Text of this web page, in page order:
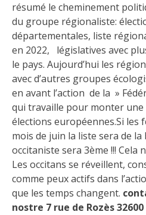
résumé le cheminement
du groupe régionaliste:
départementales, liste
en 2022, législatives avec
le pays. Aujourd’hui les
avec d’autres groupes
en avant l’action de la »
qui travaille pour monter une
élections européennes.Si les
mois de juin la liste sera de la
occitaniste sera 3ème !!! Cela
Les occitans se réveillent,
comme peux actifs dans
que les temps changent.
nostre 7 rue de Rozès 32600